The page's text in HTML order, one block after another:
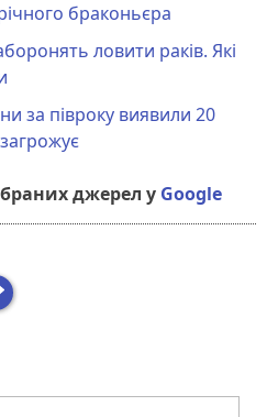
браконьєра
ловити раків. Які
за півроку виявили 20
джерел у Google